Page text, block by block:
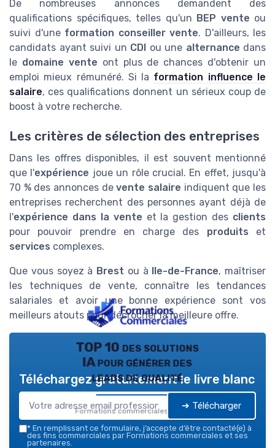
De nombreuses annonces demandent des
qualifications spécifiques, telles qu'un BEP vente ou
suivi d'une formation conseiller vente. D'ailleurs, les
candidats ayant suivi un CDI ou une alternance dans
le domaine vente ont plus de chances d'obtenir un
emploi mieux rémunéré. Si la formation influence le
salaire, ces qualifications donnent un sérieux coup de
boost à votre recherche.
Les critères de sélection des entreprises
Dans les offres disponibles, il est souvent mentionné
que l'expérience joue un rôle crucial. En effet, jusqu'à
70 % des annonces devente salaire indiquent que les
entreprises recherchent des personnes ayant déjà de
l'expérience dans la vente et la gestion des clients
pour pouvoir prendre en charge des produits et
services complexes.
Que vous soyez à Brest ou à Ile-de-France, maîtriser
les techniques de vente, connaître les tendances
salariales et avoir une bonne expérience sont vos
meilleurs atouts pour décrocher la meilleure offre.
TOP 10 des solutions
IA pour générer des
leads de qualité
Formations commerciales — 2026
Téléchargez gratuitement le livre blanc
➔ Télécharger
* En remplissant ce formulaire, j’accepte d’être contacté(e) à
des fins commerciales par Formations commerciales et ses
partenaires.